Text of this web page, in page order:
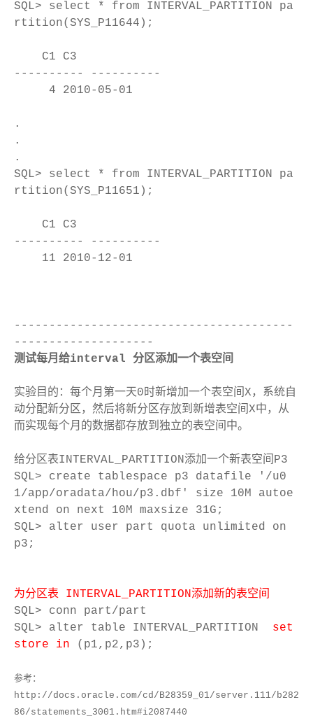
SQL> select * from INTERVAL_PARTITION pa
rtition(SYS_P11644);
C1 C3
---------- ----------
4 2010-05-01
.
.
.
SQL> select * from INTERVAL_PARTITION pa
rtition(SYS_P11651);
C1 C3
---------- ----------
11 2010-12-01
----------------------------------------
--------------------
测试每月给interval 分区添加一个表空间
实验目的：每个月第一天0时新增加一个表空间X，系统自
动分配新分区，然后将新分区存放到新增表空间X中，从
而实现每个月的数据都存放到独立的表空间中。
给分区表INTERVAL_PARTITION添加一个新表空间P3
SQL> create tablespace p3 datafile '/u0
1/app/oradata/hou/p3.dbf' size 10M autoe
xtend on next 10M maxsize 31G;
SQL> alter user part quota unlimited on
p3;
为分区表 INTERVAL_PARTITION添加新的表空间
SQL> conn part/part
SQL> alter table INTERVAL_PARTITION
set
store in (p1,p2,p3);
参考：
http://docs.oracle.com/cd/B28359_01/server.111/b282
86/statements_3001.htm#i2087440